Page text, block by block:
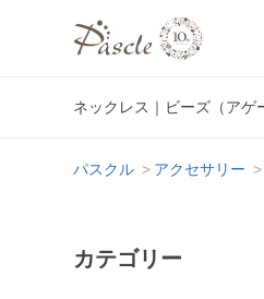
ネックレス｜ビーズ（アゲ
パスクル アクセサリー
カテゴリー